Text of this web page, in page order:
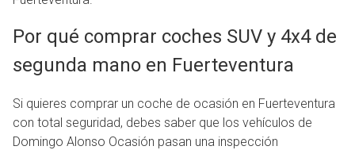
Por qué comprar coches SUV y 4x4 de
segunda mano en Fuerteventura
Si quieres comprar un coche de ocasión en Fuerteventura
con total seguridad, debes saber que los vehículos de
Domingo Alonso Ocasión pasan una inspección